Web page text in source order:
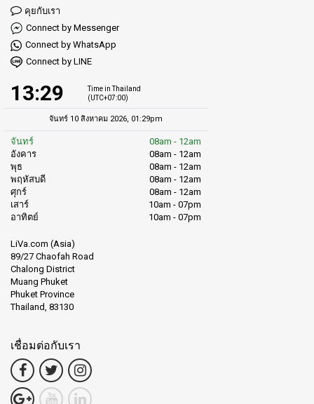
คุยกับเรา
Connect by Messenger
Connect by WhatsApp
Connect by LINE
13:29
Time in Thailand
(UTC+07:00)
จันทร์ 10 สิงหาคม 2026, 01:29pm
จันทร์
08am - 12am
อังคาร
08am - 12am
พุธ
08am - 12am
พฤหัสบดี
08am - 12am
ศุกร์
08am - 12am
เสาร์
10am - 07pm
อาทิตย์
10am - 07pm
LiVa.com (Asia)
89/27 Chaofah Road
Chalong District
Muang Phuket
Phuket Province
Thailand, 83130
เชื่อมต่อกับเรา